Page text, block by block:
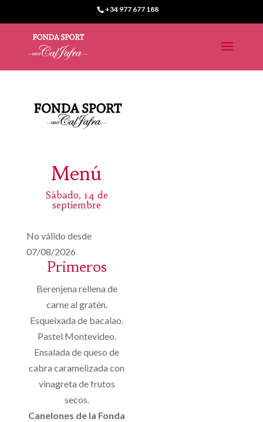
+34 977 677 188
Menú
Sábado, 14 de
septiembre
No válido desde
07/08/2026
Primeros
Berenjena rellena de
carne al gratén.
Esqueixada de bacalao.
Pastel Montevideo.
Ensalada de queso de
cabra caramelizada con
vinagreta de frutos
secos.
Canelones de la Fonda